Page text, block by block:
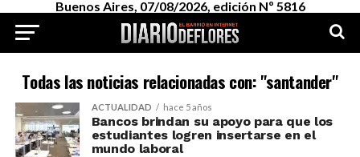
Buenos Aires, 07/08/2026, edición Nº 5816
Todas las noticias relacionadas con: "santander"
ACTUALIDAD hace 5 años
Bancos brindan su apoyo para que los
estudiantes logren insertarse en el
mundo laboral